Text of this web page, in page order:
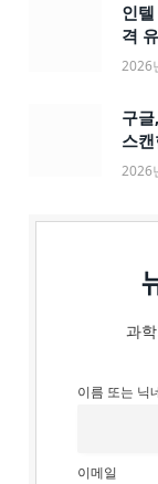
인
격
2026
구
스
2026
과
이름 또는 닉
이메일